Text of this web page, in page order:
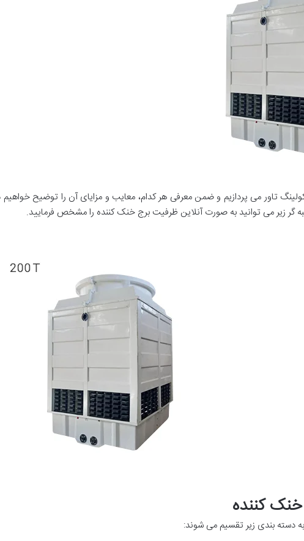
تاور می پردازیم و ضمن معرفی هر کدام، معایب و مزایای آن را توضیح خواهیم
گر زیر می توانید به صورت آنلاین ظرفیت برج خنک کننده را مشخص فرمایید.
کننده
دسته بندی زیر تقسیم می شوند: